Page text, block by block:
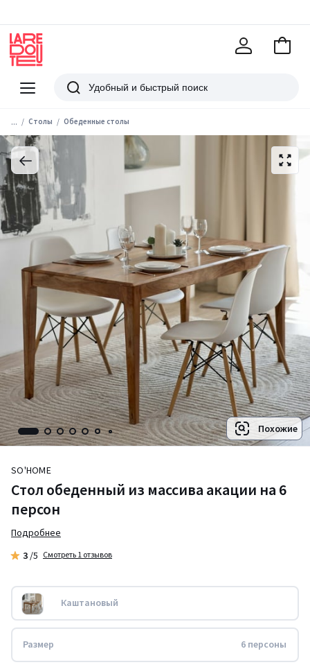
Меню
Redoute
Поиск
В
... Столы Обеденные столы
Похожие
SO'HOME
Стол обеденный из массива акации на 6
персон
Подробнее
3 /5 Смотреть 1 отзывов
Каштановый
Размер 6 персоны